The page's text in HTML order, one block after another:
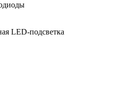
LED-подсветка